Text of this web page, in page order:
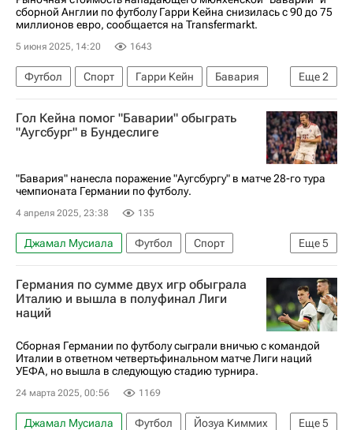
сборной Англии по футболу Гарри Кейна снизилась с 90 до 75
миллионов евро, сообщается на Transfermarkt.
5 июня 2025, 14:20 1643
Еще2
Футбол Спорт Гарри Кейн
Бавария
Бундеслига
Германия
Гол Кейна помог "Баварии" обыграть
"Аугсбург" в Бундеслиге
"Бавария" нанесла поражение "Аугсбургу" в матче 28-го тура
чемпионата Германии по футболу.
4 апреля 2025, 23:38 135
Еще5
Джамал Мусиала Футбол
Спорт
Гарри Кейн
Димитрис Яннулис
Аугсбург
Бавария
Бундеслига
Германия по сумме двух игр обыграла
Италию и вышла в полуфинал Лиги
наций
Сборная Германии по футболу сыграли вничью с командой
Италии в ответном четвертьфинальном матче Лиги наций
УЕФА, но вышла в следующую стадию турнира.
24 марта 2025, 00:56 1169
Еще5
Джамал Мусиала Футбол
Йозуа Киммих